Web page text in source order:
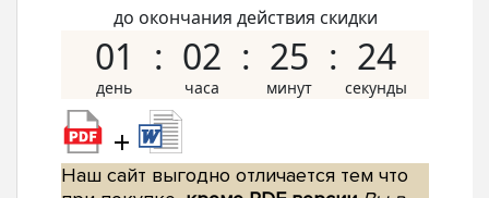
до окончания действия скидки
01 02 25 23
+
Наш сайт выгодно отличается тем что